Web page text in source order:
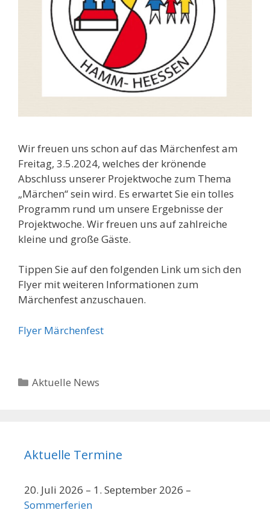
Wir freuen uns schon auf das Märchenfest am
Freitag, 3.5.2024, welches der krönende
Abschluss unserer Projektwoche zum Thema
„Märchen“ sein wird. Es erwartet Sie ein tolles
Programm rund um unsere Ergebnisse der
Projektwoche. Wir freuen uns auf zahlreiche
kleine und große Gäste.
Tippen Sie auf den folgenden Link um sich den
Flyer mit weiteren Informationen zum
Märchenfest anzuschauen.
Flyer Märchenfest
Kategorien
Aktuelle News
Aktuelle Termine
20. Juli 2026 – 1. September 2026 –
Sommerferien